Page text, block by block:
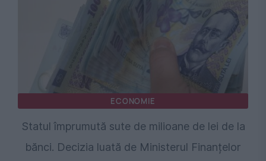
ECONOMIE
Statul împrumută sute de milioane de lei de la
bănci. Decizia luată de Ministerul Finanțelor